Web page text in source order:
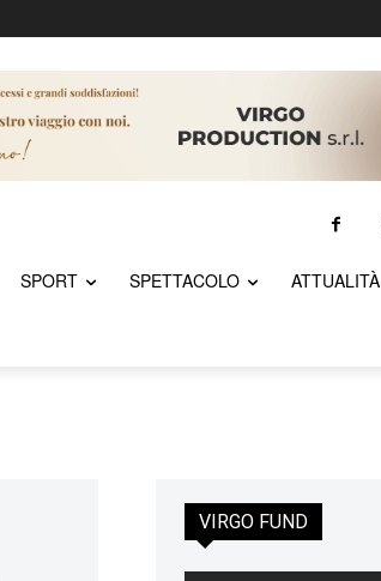
SPORT SPETTACOLO ATTUALITÀ
VIRGO FUND